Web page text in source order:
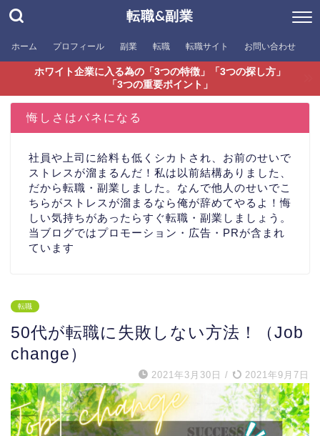
転職&副業
ホーム プロフィール 副業 転職 転職サイト お問い合わせ
ホワイト企業に入る為の「3つの特徴」「3つの探し方」
「3つの重要ポイント」
悔しさはバネになる
社員や上司に給料も低くシカトされ、お前のせいで
ストレスが溜まるんだ！私は以前結構ありました、
だから転職・副業しました。なんで他人のせいでこ
ちらがストレスが溜まるなら俺が辞めてやるよ！悔
しい気持ちがあったらすぐ転職・副業しましょう。
当ブログではプロモーション・広告・PRが含まれ
ています
転職
50代が転職に失敗しない方法！（Job
change）
2021年3月30日 / 2021年9月7日